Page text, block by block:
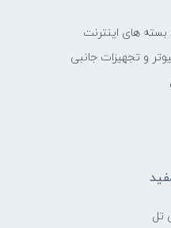
های اینترنت
و تجهیزات جانبی
تل